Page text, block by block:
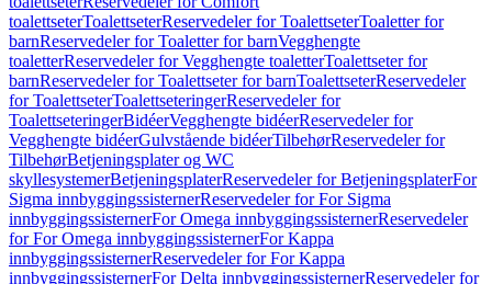
toalettseterToalettseterReservedeler for ToalettseterToaletter for
barnReservedeler for Toaletter for barnVegghengte
toaletterReservedeler for Vegghengte toaletterToalettseter for
barnReservedeler for Toalettseter for barnToalettseterReservedeler
for ToalettseterToalettseteringerReservedeler for
ToalettseteringerBidéerVegghengte bidéerReservedeler for
Vegghengte bidéerGulvstående bidéerTilbehørReservedeler for
TilbehørBetjeningsplater og WC
skyllesystemerBetjeningsplaterReservedeler for BetjeningsplaterFor
Sigma innbyggingssisternerReservedeler for For Sigma
innbyggingssisternerFor Omega innbyggingssisternerReservedeler
for For Omega innbyggingssisternerFor Kappa
innbyggingssisternerReservedeler for For Kappa
innbyggingssisternerFor Delta innbyggingssisternerReservedeler for